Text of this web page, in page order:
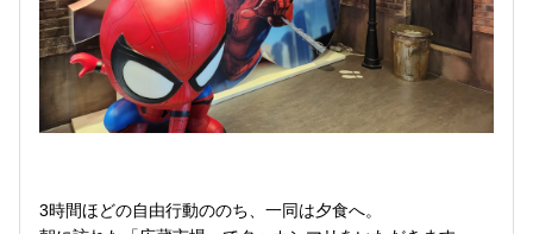
3時間ほどの自由行動ののち、一同は夕食へ。